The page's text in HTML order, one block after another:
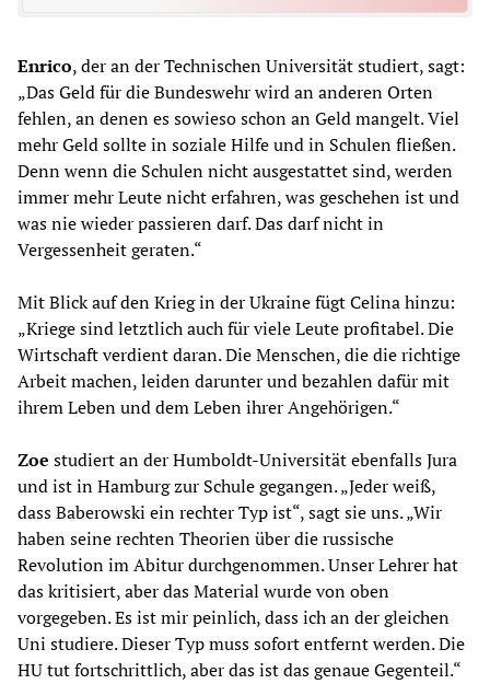
Enrico, der an der Technischen Universität studiert, sagt:
„Das Geld für die Bundeswehr wird an anderen Orten
fehlen, an denen es sowieso schon an Geld mangelt. Viel
mehr Geld sollte in soziale Hilfe und in Schulen fließen.
Denn wenn die Schulen nicht ausgestattet sind, werden
immer mehr Leute nicht erfahren, was geschehen ist und
was nie wieder passieren darf. Das darf nicht in
Vergessenheit geraten.“
Mit Blick auf den Krieg in der Ukraine fügt Celina hinzu:
„Kriege sind letztlich auch für viele Leute profitabel. Die
Wirtschaft verdient daran. Die Menschen, die die richtige
Arbeit machen, leiden darunter und bezahlen dafür mit
ihrem Leben und dem Leben ihrer Angehörigen.“
Zoe studiert an der Humboldt-Universität ebenfalls Jura
und ist in Hamburg zur Schule gegangen. „Jeder weiß,
dass Baberowski ein rechter Typ ist“, sagt sie uns. „Wir
haben seine rechten Theorien über die russische
Revolution im Abitur durchgenommen. Unser Lehrer hat
das kritisiert, aber das Material wurde von oben
vorgegeben. Es ist mir peinlich, dass ich an der gleichen
Uni studiere. Dieser Typ muss sofort entfernt werden. Die
HU tut fortschrittlich, aber das ist das genaue Gegenteil.“